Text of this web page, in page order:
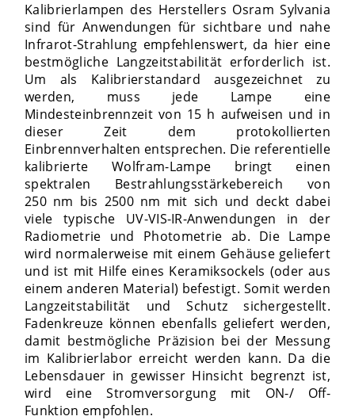
Kalibrierlampen des Herstellers Osram Sylvania
sind für Anwendungen für sichtbare und nahe
Infrarot-Strahlung empfehlenswert, da hier eine
bestmögliche Langzeitstabilität erforderlich ist.
Um als Kalibrierstandard ausgezeichnet zu
werden, muss jede Lampe eine
Mindesteinbrennzeit von 15 h aufweisen und in
dieser Zeit dem protokollierten
Einbrennverhalten entsprechen. Die referentielle
kalibrierte Wolfram-Lampe bringt einen
spektralen Bestrahlungsstärkebereich von
250 nm bis 2500 nm mit sich und deckt dabei
viele typische UV-VIS-IR-Anwendungen in der
Radiometrie und Photometrie ab. Die Lampe
wird normalerweise mit einem Gehäuse geliefert
und ist mit Hilfe eines Keramiksockels (oder aus
einem anderen Material) befestigt. Somit werden
Langzeitstabilität und Schutz sichergestellt.
Fadenkreuze können ebenfalls geliefert werden,
damit bestmögliche Präzision bei der Messung
im Kalibrierlabor erreicht werden kann. Da die
Lebensdauer in gewisser Hinsicht begrenzt ist,
wird eine Stromversorgung mit ON-/ Off-
Funktion empfohlen.